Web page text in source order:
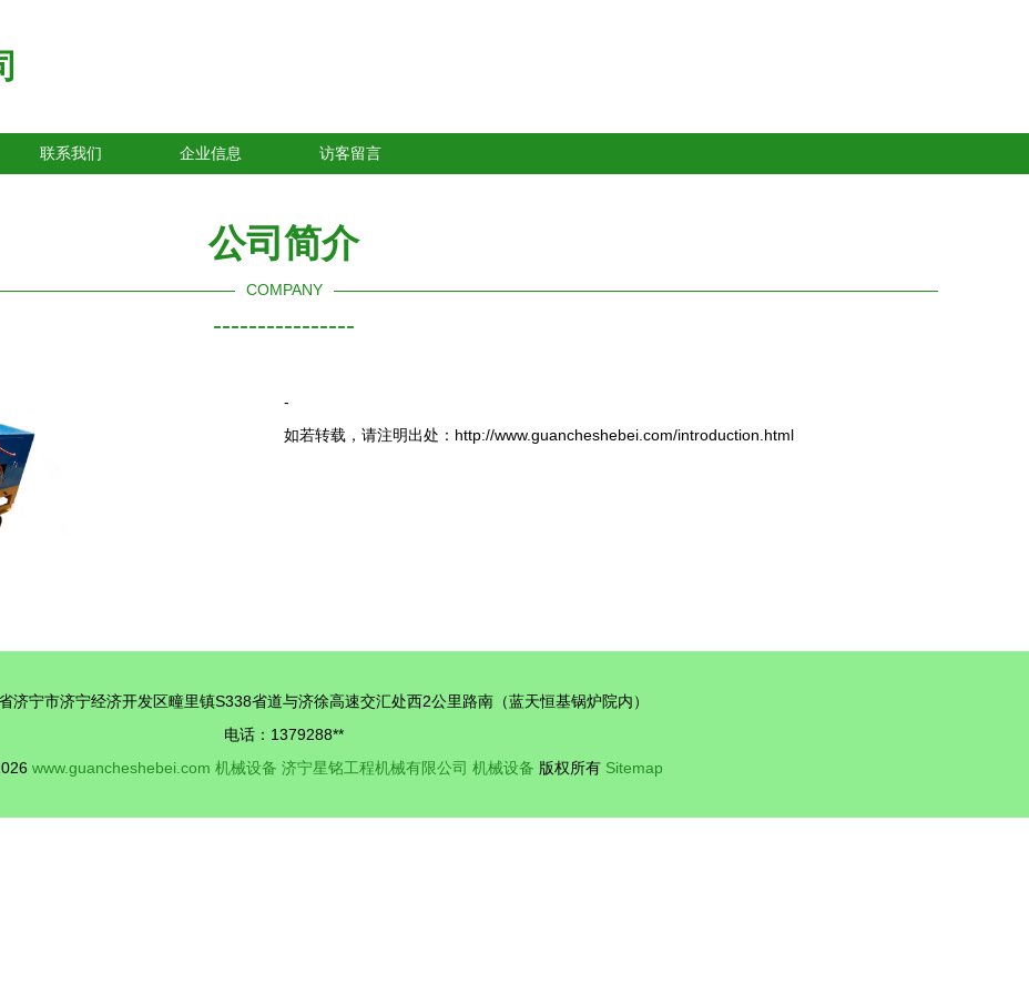
联系我们 企业信息 访客留言
公司简介
COMPANY
----------------
-
如若转载，请注明出处：http://www.guancheshebei.com/introduction.html
济宁市济宁经济开发区疃里镇S338省道与济徐高速交汇处西2公里路南（蓝天恒基锅炉院内）
电话：1379288**
www.guancheshebei.com 机械设备 济宁星铭工程机械有限公司 机械设备 版权所有 Sitemap